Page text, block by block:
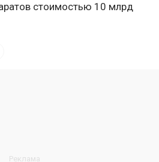
стоимостью 10 млрд